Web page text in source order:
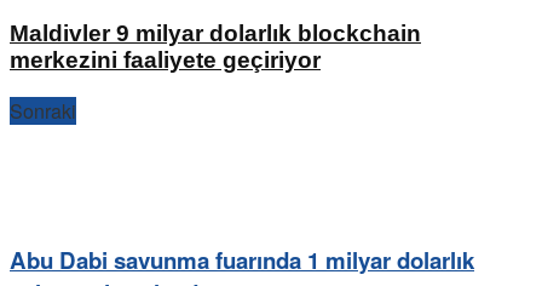
Maldivler 9 milyar dolarlık blockchain
merkezini faaliyete geçiriyor
Sonraki
Abu Dabi savunma fuarında 1 milyar dolarlık